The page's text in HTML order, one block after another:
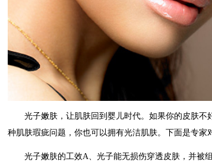
光子嫩肤，让肌肤回到婴儿时代。如果你的皮肤不
种肌肤瑕疵问题，你也可以拥有光洁肌肤。下面是专家
光子嫩肤的工效A、光子能无损伤穿透皮肤，并被